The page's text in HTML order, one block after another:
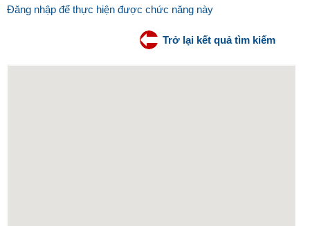
Đăng nhập để thực hiện được chức năng này
Trở lại kết quả tìm kiếm